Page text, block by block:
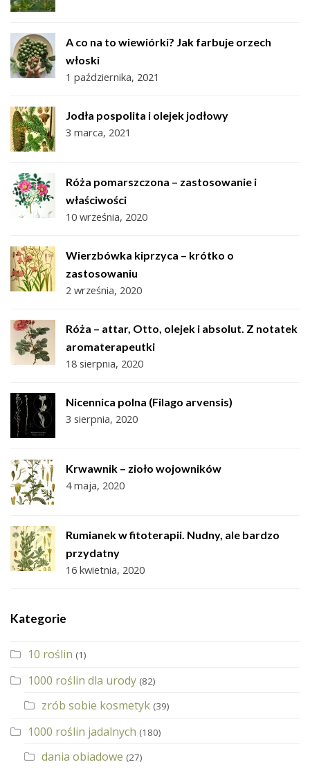
A co na to wiewiórki? Jak farbuje orzech
włoski
1 października, 2021
Jodła pospolita i olejek jodłowy
3 marca, 2021
Róża pomarszczona – zastosowanie i
właściwości
10 września, 2020
Wierzbówka kiprzyca – krótko o
zastosowaniu
2 września, 2020
Róża – attar, Otto, olejek i absolut. Z notatek
aromaterapeutki
18 sierpnia, 2020
Nicennica polna (Filago arvensis)
3 sierpnia, 2020
Krwawnik – zioło wojowników
4 maja, 2020
Rumianek w fitoterapii. Nudny, ale bardzo
przydatny
16 kwietnia, 2020
Kategorie
10 roślin (1)
1000 roślin dla urody (82)
zrób sobie kosmetyk (39)
1000 roślin jadalnych (180)
dania obiadowe (27)